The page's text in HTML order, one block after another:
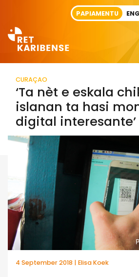
PAPIAMENTU
CURAÇAO
‘Ta nèt e eskala
islanan ta hasi
digital interesante’
4 September 2018 | Elisa Koek